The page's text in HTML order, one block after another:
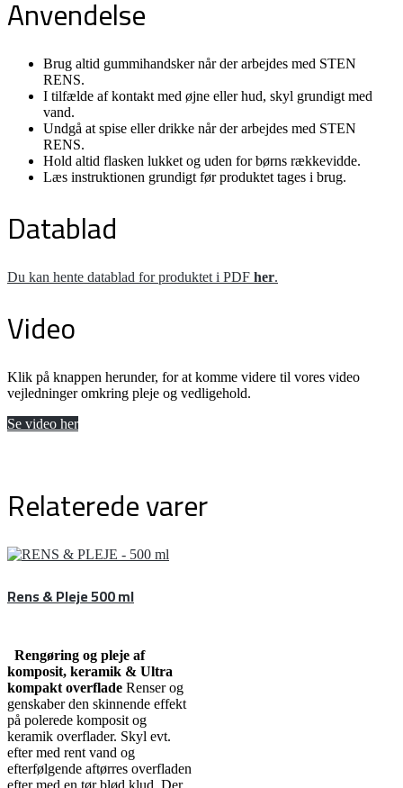
Anvendelse
Brug altid gummihandsker når der arbejdes med STEN
RENS.
I tilfælde af kontakt med øjne eller hud, skyl grundigt med
vand.
Undgå at spise eller drikke når der arbejdes med STEN
RENS.
Hold altid flasken lukket og uden for børns rækkevidde.
Læs instruktionen grundigt før produktet tages i brug.
Datablad
Du kan hente datablad for produktet i PDF her.
Video
Klik på knappen herunder, for at komme videre til vores video
vejledninger omkring pleje og vedligehold.
Se video her
Relaterede varer
Rens & Pleje 500 ml
Rengøring og pleje af
komposit, keramik & Ultra
kompakt overflade Renser og
genskaber den skinnende effekt
på polerede komposit og
keramik overflader. Skyl evt.
efter med rent vand og
efterfølgende aftørres overfladen
efter med en tør blød klud. Der